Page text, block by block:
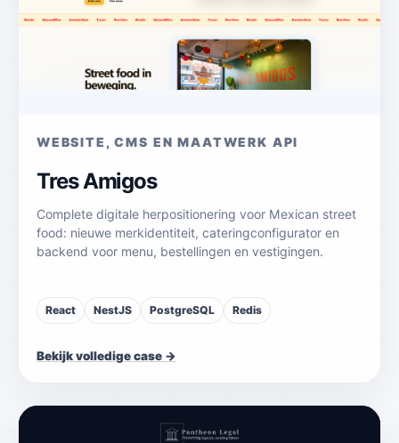
WEBSITE, CMS EN MAATWERK API
Tres Amigos
Complete digitale herpositionering voor Mexican street
food: nieuwe merkidentiteit, cateringconfigurator en
backend voor menu, bestellingen en vestigingen.
React NestJS PostgreSQL Redis
Bekijk volledige case →